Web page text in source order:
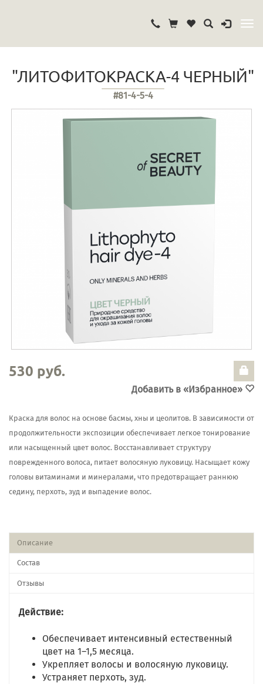
"ЛИТОФИТОКРАСКА-4 ЧЕРНЫЙ"
#81-4-5-4
530 руб.
Добавить в «Избранное»
Краска для волос на основе басмы, хны и цеолитов. В зависимости от
продолжительности экспозиции обеспечивает легкое тонирование
или насыщенный цвет волос. Восстанавливает структуру
поврежденного волоса, питает волосяную луковицу. Насыщает кожу
головы витаминами и минералами, что предотвращает раннюю
седину, перхоть, зуд и выпадение волос.
Описание
Состав
Отзывы
Действие:
Обеспечивает интенсивный естественный
цвет на 1–1,5 месяца.
Укрепляет волосы и волосяную луковицу.
Устраняет перхоть, зуд.